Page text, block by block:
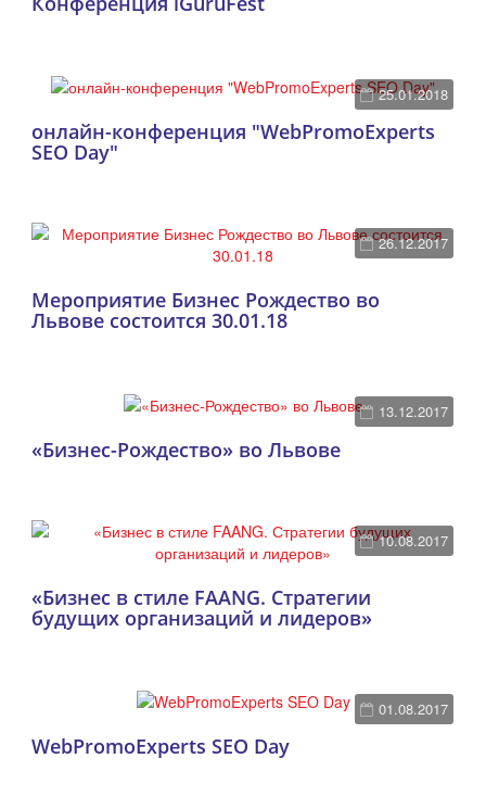
25.01.2018
онлайн-конференция "WebPromoExperts
SEO Day"
26.12.2017
Мероприятие Бизнес Рождество во
Львове состоится 30.01.18
13.12.2017
«Бизнес-Рождество» во Львове
10.08.2017
«Бизнес в стиле FAANG. Стратегии
будущих организаций и лидеров»
01.08.2017
WebPromoExperts SEO Day